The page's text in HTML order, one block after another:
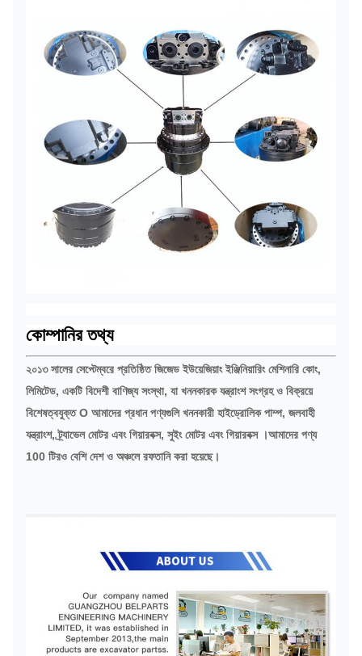
কোম্পানির তথ্য
২০১৩ সালের সেপ্টেম্বরে প্রতিষ্ঠিত জিজেড ইউয়েজিয়াং ইঞ্জিনিয়ারিং মেশিনারি কোং,
লিমিটেড, একটি বিদেশী বাণিজ্য সংস্থা, যা খননকারক যন্ত্রাংশ সংগ্রহ ও বিক্রয়ে
বিশেষত্বযুক্ত O আমাদের প্রধান পণ্যগুলি খননকারী হাইড্রোলিক পাম্প, জলবাহী
যন্ত্রাংশ, ট্র্যাভেল মোটর এবং গিয়ারবক্স, সুইং মোটর এবং গিয়ারবক্স ।আমাদের পণ্য
100 টিরও বেশি দেশ ও অঞ্চলে রফতানি করা হয়েছে।